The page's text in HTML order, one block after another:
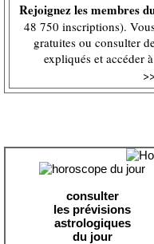
Rejoignez les membres
48 750 inscriptions).
gratuites ou consulter
expliqués et accéder
consulter
les prévisions
astrologiques
du jour